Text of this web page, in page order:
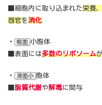
■細胞内に取り込まれた栄養
器官を消化
・ 粗面 小胞体
■表面には多数のリボソーム
・ 滑面小 胞体
脂質代謝や解毒に関与